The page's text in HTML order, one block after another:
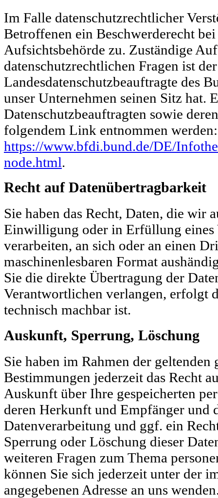
Im Falle datenschutzrechtlicher
Betroffenen ein Beschwerderecht
Aufsichtsbehörde zu. Zuständige
datenschutzrechtlichen Fragen ist der
Landesdatenschutzbeauftragte des
unser Unternehmen seinen Sitz hat.
Datenschutzbeauftragten sowie
folgendem Link entnommen werden:
https://www.bfdi.bund.de/DE/
node.html.
Recht auf Datenübertragbarkeit
Sie haben das Recht, Daten, die wir
Einwilligung oder in Erfüllung eines
verarbeiten, an sich oder an einen
maschinenlesbaren Format
Sie die direkte Übertragung der
Verantwortlichen verlangen, erfolgt
technisch machbar ist.
Auskunft, Sperrung, Löschung
Sie haben im Rahmen der geltenden
Bestimmungen jederzeit das Recht
Auskunft über Ihre gespeicherten
deren Herkunft und Empfänger und
Datenverarbeitung und ggf. ein
Sperrung oder Löschung dieser
weiteren Fragen zum Thema
können Sie sich jederzeit unter der
angegebenen Adresse an uns